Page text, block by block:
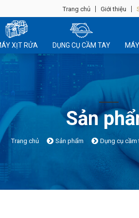
Trang chủ Giới thiệu
XỊT RỬA DỤNG CỤ CẦM TAY
Sản
Trang chủ Sản phẩm Dụng cụ cầm